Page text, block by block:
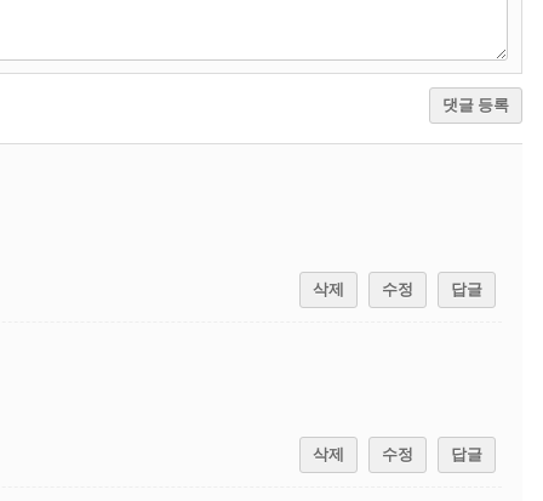
댓글 등록
삭제 수정 답글
삭제 수정 답글